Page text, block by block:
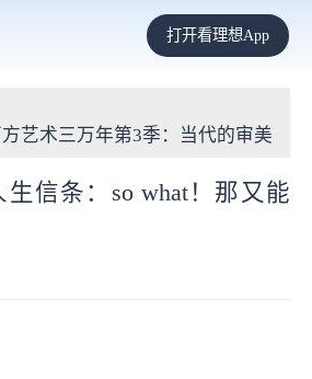
打开看理想App
方艺术三万年第3季：当代的审美
生信条：so what！那又能